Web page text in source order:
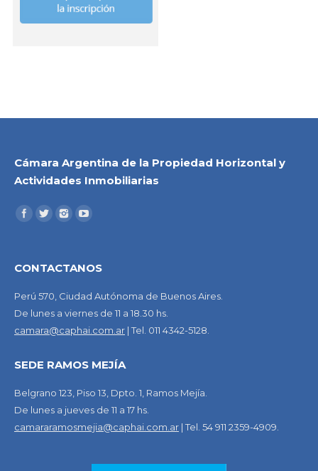
Cámara Argentina de la Propiedad Horizontal y
Actividades Inmobiliarias
CONTACTANOS
Perú 570, Ciudad Autónoma de Buenos Aires.
De lunes a viernes de 11 a 18.30 hs.
camara@caphai.com.ar | Tel. 011 4342-5128.
SEDE RAMOS MEJÍA
Belgrano 123, Piso 13, Dpto. 1, Ramos Mejía.
De lunes a jueves de 11 a 17 hs.
camararamosmejia@caphai.com.ar | Tel. 54 911 2359-4909.